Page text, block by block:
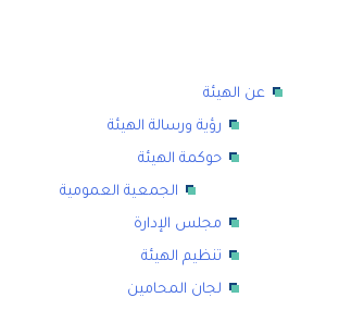
عن الهيئة
رؤية ورسالة الهيئة
حوكمة الهيئة
الجمعية العمومية
مجلس الإدارة
تنظيم الهيئة
لجان المحامين